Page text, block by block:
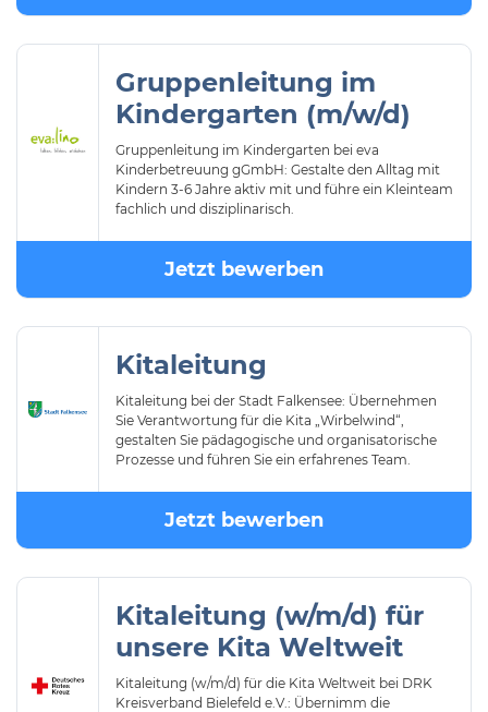
Gruppenleitung im
Kindergarten (m/w/d)
Gruppenleitung im Kindergarten bei eva
Kinderbetreuung gGmbH: Gestalte den Alltag mit
Kindern 3-6 Jahre aktiv mit und führe ein Kleinteam
fachlich und disziplinarisch.
Jetzt bewerben
Kitaleitung
Kitaleitung bei der Stadt Falkensee: Übernehmen
Sie Verantwortung für die Kita „Wirbelwind“,
gestalten Sie pädagogische und organisatorische
Prozesse und führen Sie ein erfahrenes Team.
Jetzt bewerben
Kitaleitung (w/m/d) für
unsere Kita Weltweit
Kitaleitung (w/m/d) für die Kita Weltweit bei DRK
Kreisverband Bielefeld e.V.: Übernimm die